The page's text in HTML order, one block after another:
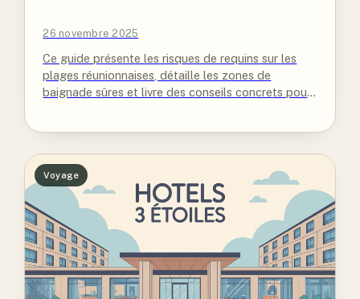
26 novembre 2025
Ce guide présente les risques de requins sur les
plages réunionnaises, détaille les zones de
baignade sûres et livre des conseils concrets pour
Voyage